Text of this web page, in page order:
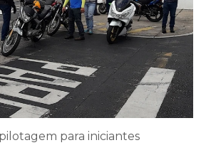
para iniciantes